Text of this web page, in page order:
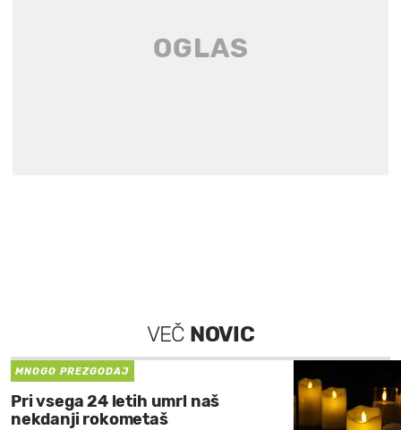
VEČ NOVIC
MNOGO PREZGODAJ
Pri vsega 24 letih umrl naš
nekdanji rokometaš